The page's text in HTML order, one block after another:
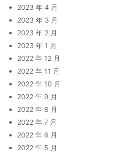
2023 年 4 月
2023 年 3 月
2023 年 2 月
2023 年 1 月
2022 年 12 月
2022 年 11 月
2022 年 10 月
2022 年 9 月
2022 年 8 月
2022 年 7 月
2022 年 6 月
2022 年 5 月